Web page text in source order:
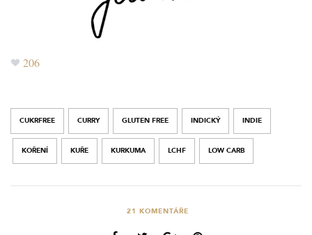
206
CUKRFREE CURRY GLUTEN FREE INDICKÝ INDIE
KOŘENÍ KUŘE KURKUMA LCHF LOW CARB
21 KOMENTÁŘE